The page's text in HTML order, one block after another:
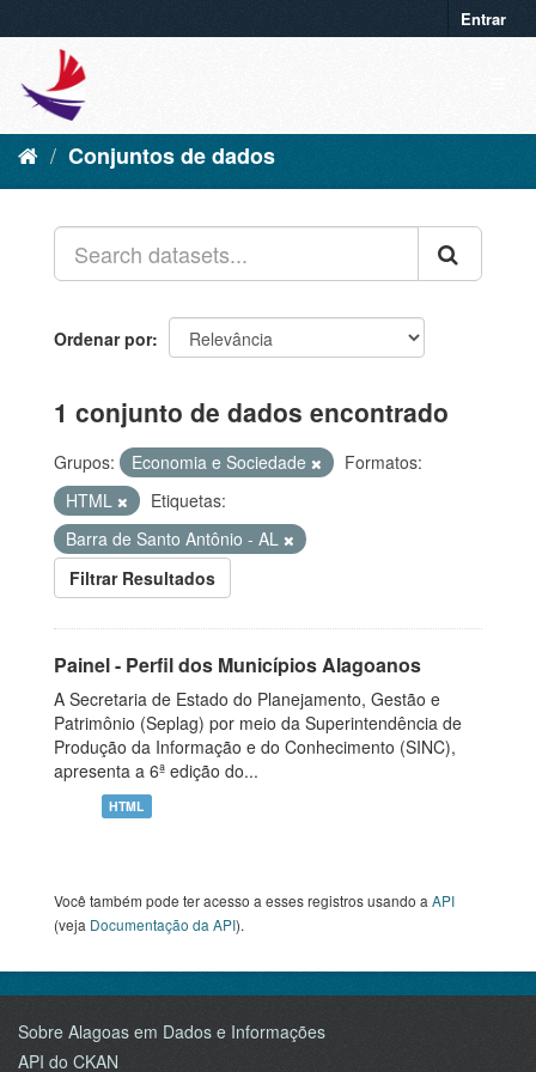
Entrar
Conjuntos de dados
Ordenar por
1 conjunto de dados encontrado
Grupos: Economia e Sociedade
Formatos:
HTML
Etiquetas:
Barra de Santo Antônio - AL
Filtrar Resultados
Painel - Perfil dos Municípios Alagoanos
A Secretaria de Estado do Planejamento, Gestão e
Patrimônio (Seplag) por meio da Superintendência de
Produção da Informação e do Conhecimento (SINC),
apresenta a 6ª edição do...
HTML
Você também pode ter acesso a esses registros usando a API
(veja Documentação da API).
Sobre Alagoas em Dados e Informações
API do CKAN